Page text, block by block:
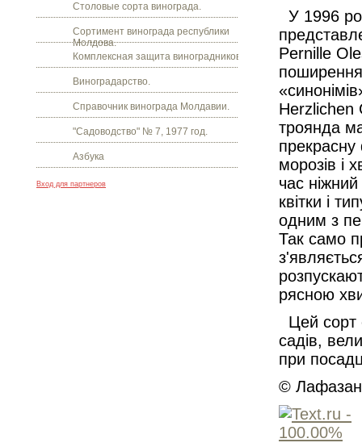
Столовые сорта винограда.
Сортимент винограда республики
Молдова.
Комплексная защита виноградников.
Виноградарство.
Справочник винограда Молдавии.
"Садоводство" № 7, 1977 год.
Азбука
Вход для партнеров
У 1996
Pernille
поширення
Herzlichen
троянда
прекрасну
морозів і
час
квітки і
одним з
Так само
рясною
Цей сорт
садів,
при
©